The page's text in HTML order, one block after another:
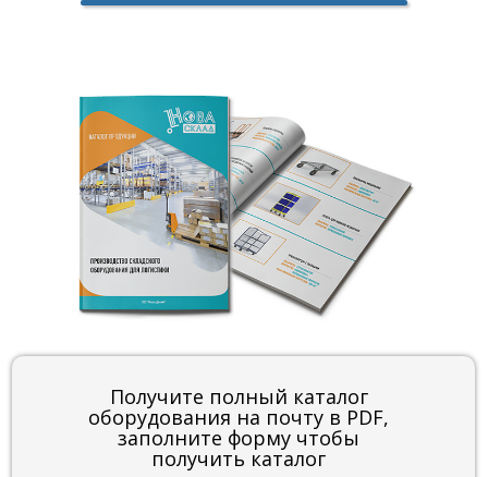
Получите полный каталог
оборудования на почту в PDF,
заполните форму чтобы
получить каталог